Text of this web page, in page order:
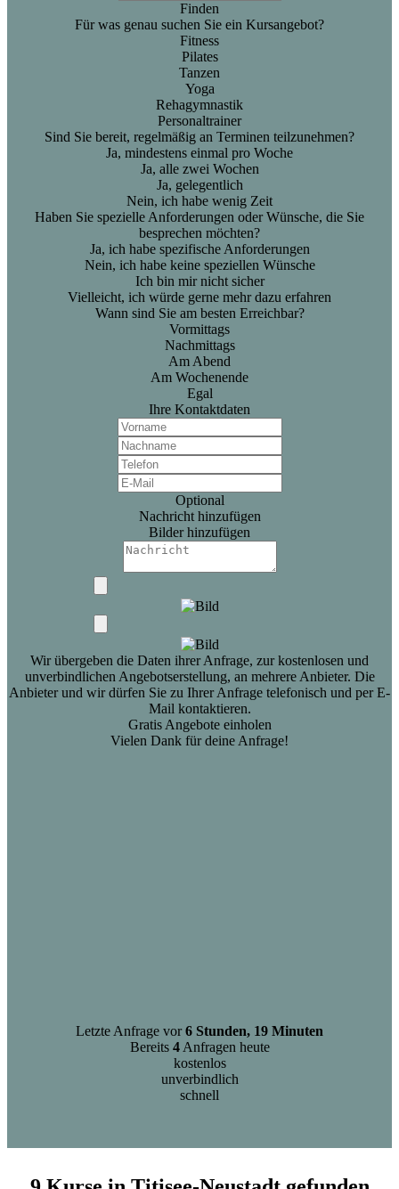
Finden
Für was genau suchen Sie ein Kursangebot?
Fitness
Pilates
Tanzen
Yoga
Rehagymnastik
Personaltrainer
Sind Sie bereit, regelmäßig an Terminen teilzunehmen?
Ja, mindestens einmal pro Woche
Ja, alle zwei Wochen
Ja, gelegentlich
Nein, ich habe wenig Zeit
Haben Sie spezielle Anforderungen oder Wünsche, die Sie
besprechen möchten?
Ja, ich habe spezifische Anforderungen
Nein, ich habe keine speziellen Wünsche
Ich bin mir nicht sicher
Vielleicht, ich würde gerne mehr dazu erfahren
Wann sind Sie am besten Erreichbar?
Vormittags
Nachmittags
Am Abend
Am Wochenende
Egal
Ihre Kontaktdaten
Optional
Nachricht hinzufügen
Bilder hinzufügen
Wir übergeben die Daten ihrer Anfrage, zur kostenlosen und
unverbindlichen Angebotserstellung, an mehrere Anbieter. Die
Anbieter und wir dürfen Sie zu Ihrer Anfrage telefonisch und per E-
Mail kontaktieren.
Gratis Angebote einholen
Vielen Dank für deine Anfrage!
Letzte Anfrage vor6 Stunden, 19 Minuten
Bereits 4Anfragen heute
kostenlos
unverbindlich
schnell